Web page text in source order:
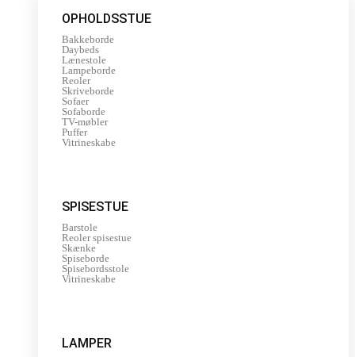
OPHOLDSSTUE
Bakkeborde
Daybeds
Lænestole
Lampeborde
Reoler
Skriveborde
Sofaer
Sofaborde
TV-møbler
Puffer
Vitrineskabe
SPISESTUE
Barstole
Reoler spisestue
Skænke
Spiseborde
Spisebordsstole
Vitrineskabe
LAMPER